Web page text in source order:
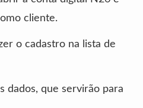
cliente.
o cadastro na lista de
dados, que servirão para